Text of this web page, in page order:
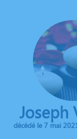
Joseph
décédé le 7 mai